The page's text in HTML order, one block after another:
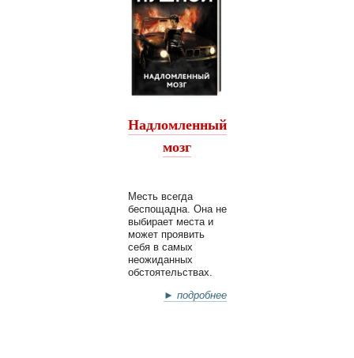
Надломленный
мозг
Месть всегда
беспощадна. Она не
выбирает места и
может проявить
себя в самых
неожиданных
обстоятельствах.
► подробнее